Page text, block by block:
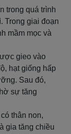
trong quá trình
Trong giai đoạn
mầm mọc và
gieo vào
hạt giống hấp
Sau đó,
sự tăng
thân non,
gia tăng chiều